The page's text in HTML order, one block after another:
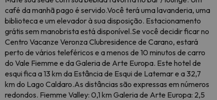
café da manhã pago é servido.Você terá uma lavanderia, uma
biblioteca e um elevador à sua disposição. Estacionamento
grátis sem manobrista está disponível.Se você decidir ficar no
Centro Vacanze Veronza Clubresidence de Carano, estará
perto de vários teleféricos e a menos de 10 minutos de carro
do Vale Fiemme e da Galeria de Arte Europa. Este hotel de
esqui fica a 13 km da Estância de Esqui de Latemar e a 32,7
km do Lago Caldaro.As distâncias são expressas em números
redondos. Fiemme Valley: 0,1 km Galeria de Arte Europa: 2,5